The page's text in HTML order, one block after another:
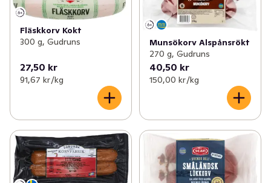
Fläskkorv Kokt
300 g, Gudruns
27,50 kr
91,67 kr /kg
Munsökorv Alspånsrökt
270 g, Gudruns
40,50 kr
150,00 kr /kg